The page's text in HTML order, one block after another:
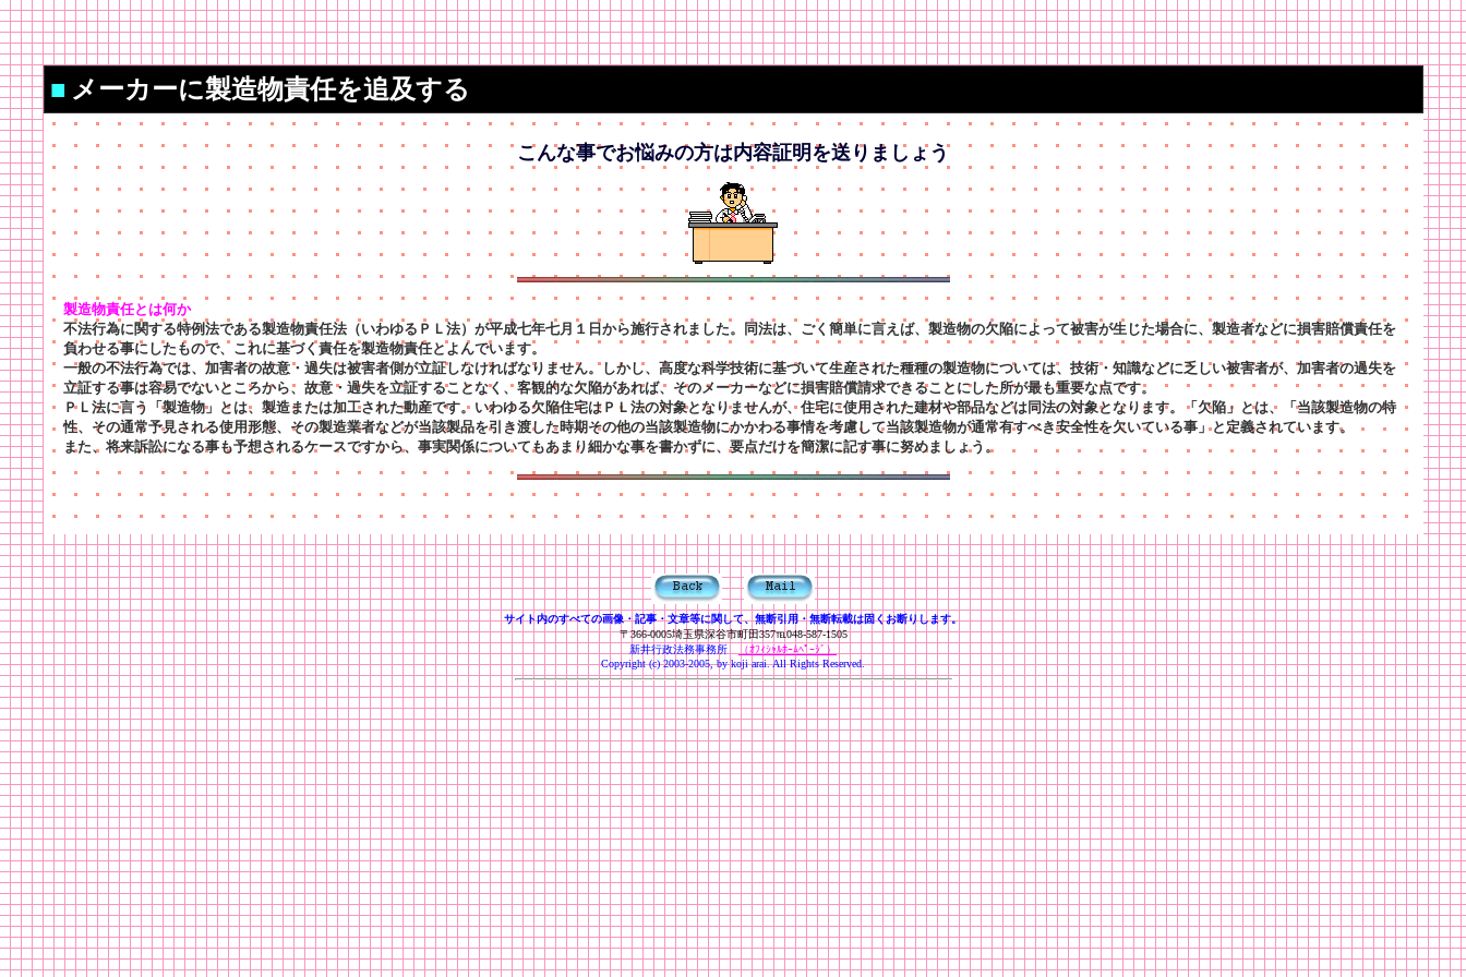
■ メーカーに製造物責任を追及する
こんな事でお悩みの方は内容証明を送りましょう
製造物責任とは何か
不法行為に関する特例法である製造物責任法（いわゆるＰＬ法）が平成七年七月１日から施行されました。同法は、ごく簡単に言えば、製造物の欠陥によって被害が生じた場合に、製造者などに損害賠償責任を
負わせる事にしたもので、これに基づく責任を製造物責任とよんでいます。
一般の不法行為では、加害者の故意・過失は被害者側が立証しなければなりません。しかし、高度な科学技術に基づいて生産された種種の製造物については、技術・知識などに乏しい被害者が、加害者の過失を
立証する事は容易でないところから、故意・過失を立証することなく、客観的な欠陥があれば、そのメーカーなどに損害賠償請求できることにした所が最も重要な点です。
ＰＬ法に言う「製造物」とは、製造または加工された動産です。いわゆる欠陥住宅はＰＬ法の対象となりませんが、住宅に使用された建材や部品などは同法の対象となります。「欠陥」とは、「当該製造物の特
性、その通常予見される使用形態、その製造業者などが当該製品を引き渡した時期その他の当該製造物にかかわる事情を考慮して当該製造物が通常有すべき安全性を欠いている事」と定義されています。
また、将来訴訟になる事も予想されるケースですから、事実関係についてもあまり細かな事を書かずに、要点だけを簡潔に記す事に努めましょう。
サイト内のすべての画像・記事・文章等に関して、無断引用・無断転載は固くお断りします。
〒366-0005埼玉県深谷市町田357℡048-587-1505
新井行政法務事務所
（ｵﾌｨｼｬﾙﾎｰﾑﾍﾟｰｼﾞ）
Copyright (c) 2003-2005, by koji arai. All Rights Reserved.